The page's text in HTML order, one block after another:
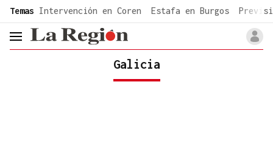
common.go-to-content
Temas Intervención en Coren Estafa en Burgos
header.menu.open
Galicia